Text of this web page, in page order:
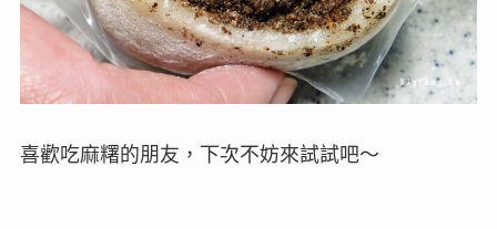
喜歡吃麻糬的朋友，下次不妨來試試吧～